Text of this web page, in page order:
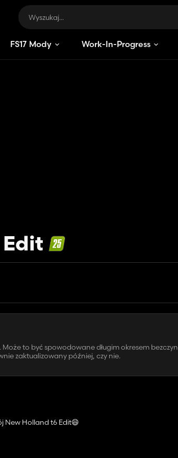
FS17 Mody Work-In-Progress
to być spowodowane długim okresem
zaktualizowany później, czy nie.
New Holland t6 Edit😄